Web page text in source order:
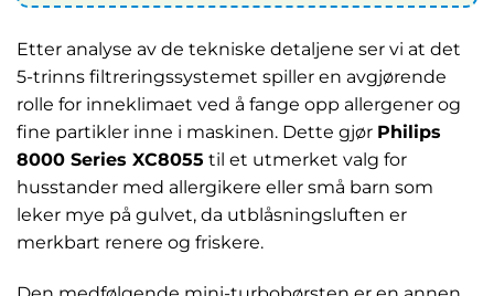
Etter analyse av de tekniske detaljene ser vi at det
5-trinns filtreringssystemet spiller en avgjørende
rolle for inneklimaet ved å fange opp allergener og
fine partikler inne i maskinen. Dette gjør Philips
8000 Series XC8055 til et utmerket valg for
husstander med allergikere eller små barn som
leker mye på gulvet, da utblåsningsluften er
merkbart renere og friskere.